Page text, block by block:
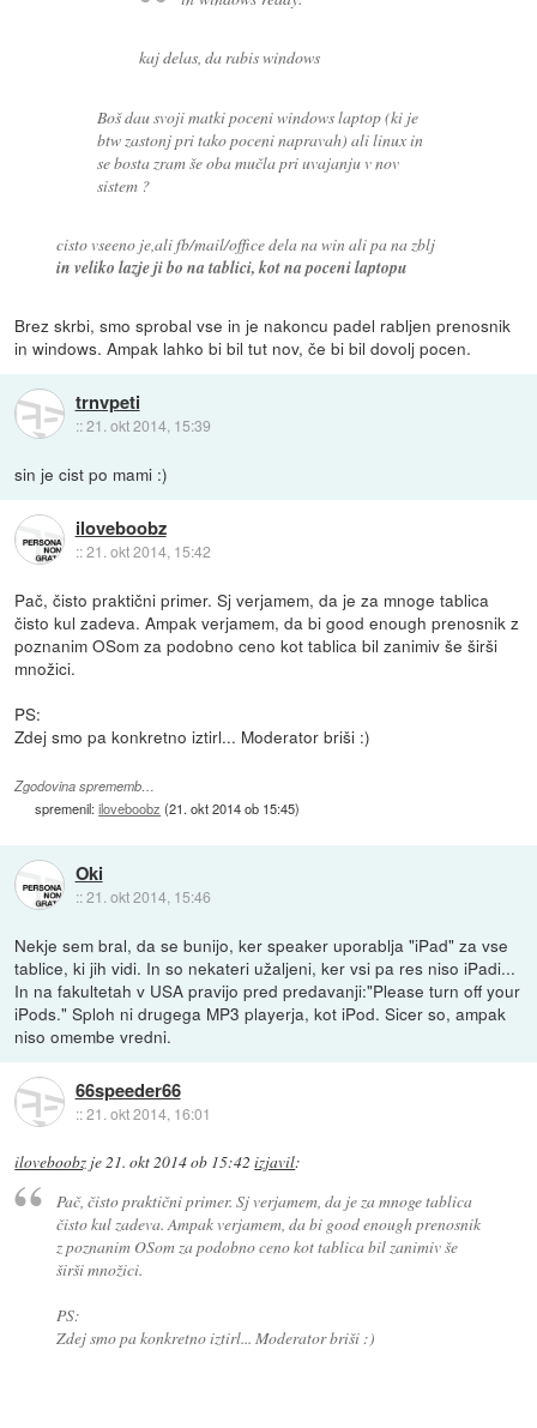
kaj delas, da rabis windows
Boš dau svoji matki poceni windows laptop (ki je
btw zastonj pri tako poceni napravah) ali linux in
se bosta zram še oba mučla pri uvajanju v nov
sistem ?
cisto vseeno je,ali fb/mail/office dela na win ali pa na zblj
in veliko lazje ji bo na tablici, kot na poceni laptopu
Brez skrbi, smo sprobal vse in je nakoncu padel rabljen prenosnik
in windows. Ampak lahko bi bil tut nov, če bi bil dovolj pocen.
trnvpeti
::21. okt 2014, 15:39
sin je cist po mami :)
iloveboobz
::21. okt 2014, 15:42
Pač, čisto praktični primer. Sj verjamem, da je za mnoge tablica
čisto kul zadeva. Ampak verjamem, da bi good enough prenosnik z
poznanim OSom za podobno ceno kot tablica bil zanimiv še širši
množici.
PS:
Zdej smo pa konkretno iztirl... Moderator briši :)
Zgodovina sprememb…
spremenil:iloveboobz (21. okt 2014 ob 15:45)
Oki
::21. okt 2014, 15:46
Nekje sem bral, da se bunijo, ker speaker uporablja "iPad" za vse
tablice, ki jih vidi. In so nekateri užaljeni, ker vsi pa res niso iPadi...
In na fakultetah v USA pravijo pred predavanji:"Please turn off your
iPods." Sploh ni drugega MP3 playerja, kot iPod. Sicer so, ampak
niso omembe vredni.
66speeder66
::21. okt 2014, 16:01
iloveboobz je21. okt 2014 ob 15:42 izjavil:
Pač, čisto praktični primer. Sj verjamem, da je za mnoge tablica
čisto kul zadeva. Ampak verjamem, da bi good enough prenosnik
z poznanim OSom za podobno ceno kot tablica bil zanimiv še
širši množici.
PS:
Zdej smo pa konkretno iztirl... Moderator briši :)